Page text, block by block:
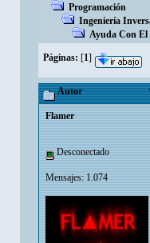
Programación
Ingeniería
Ayuda Con El
Páginas: [1]
Autor
Flamer
Desconectado
Mensajes: 1.074